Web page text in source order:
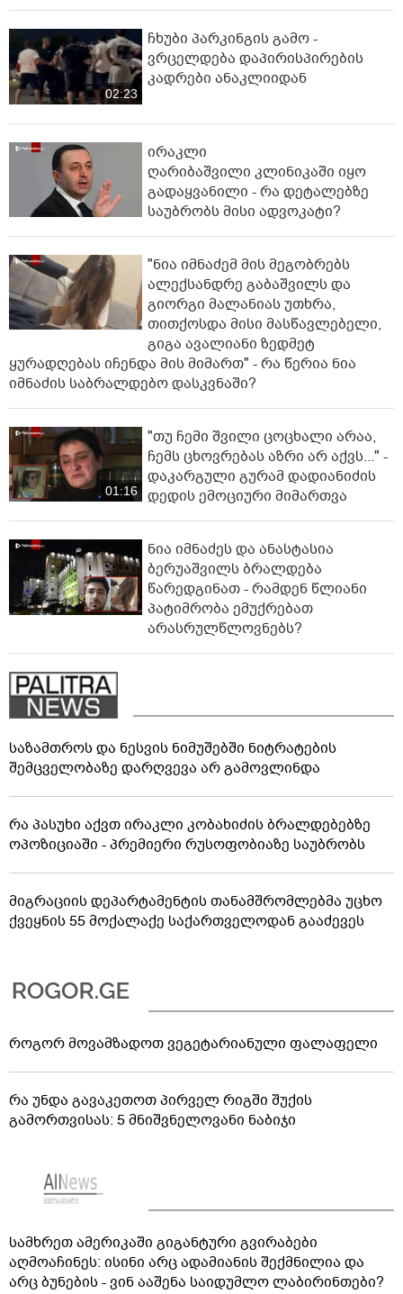
02:23
ჩხუბი პარკინგის გამო -
ვრცელდება დაპირისპირების
კადრები ანაკლიიდან
ირაკლი
ღარიბაშვილი კლინიკაში იყო
გადაყვანილი - რა დეტალებზე
საუბრობს მისი ადვოკატი?
"ნია იმნაძემ მის მეგობრებს
ალექსანდრე გაბაშვილს და
გიორგი მალანიას უთხრა,
თითქოსდა მისი მასწავლებელი,
გიგა ავალიანი ზედმეტ
ყურადღებას იჩენდა მის მიმართ" - რა წერია ნია
იმნაძის საბრალდებო დასკვნაში?
01:16
"თუ ჩემი შვილი ცოცხალი არაა,
ჩემს ცხოვრებას აზრი არ აქვს..." -
დაკარგული გურამ დადიანიძის
დედის ემოციური მიმართვა
ნია იმნაძეს და ანასტასია
ბერუაშვილს ბრალდება
წარედგინათ - რამდენ წლიანი
პატიმრობა ემუქრებათ
არასრულწლოვნებს?
საზამთროს და ნესვის ნიმუშებში ნიტრატების
შემცველობაზე დარღვევა არ გამოვლინდა
რა პასუხი აქვთ ირაკლი კობახიძის ბრალდებებზე
ოპოზიციაში - პრემიერი რუსოფობიაზე საუბრობს
მიგრაციის დეპარტამენტის თანამშრომლებმა უცხო
ქვეყნის 55 მოქალაქე საქართველოდან გააძევეს
როგორ მოვამზადოთ ვეგეტარიანული ფალაფელი
რა უნდა გავაკეთოთ პირველ რიგში შუქის
გამორთვისას: 5 მნიშვნელოვანი ნაბიჯი
სამხრეთ ამერიკაში გიგანტური გვირაბები
აღმოაჩინეს: ისინი არც ადამიანის შექმნილია და
არც ბუნების - ვინ ააშენა საიდუმლო ლაბირინთები?